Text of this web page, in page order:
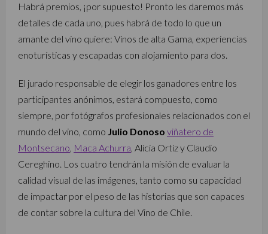
Habrá premios, ¡por supuesto! Pronto les daremos más
detalles de cada uno, pues habrá de todo lo que un
amante del vino quiere: Vinos de alta Gama, experiencias
enoturísticas y escapadas con alojamiento para dos.
El jurado responsable de elegir los ganadores entre los
participantes anónimos, estará compuesto, como
siempre, por fotógrafos profesionales relacionados con el
mundo del vino, como Julio Donoso viñatero de
Montsecano, Maca Achurra, Alicia Ortiz y Claudio
Cereghino. Los cuatro tendrán la misión de evaluar la
calidad visual de las imágenes, tanto como su capacidad
de impactar por el peso de las historias que son capaces
de contar sobre la cultura del Vino de Chile.